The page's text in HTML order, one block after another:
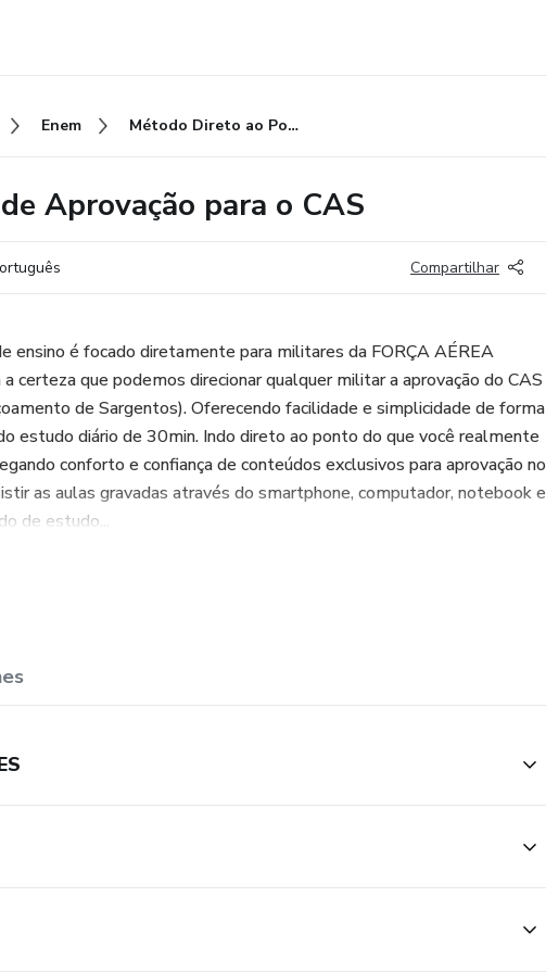
Enem Método Direto ao Ponto de Aprovação para o CAS
Aprovação para o CAS
Compartilhar
ensino é focado diretamente para militares da FORÇA AÉREA
certeza que podemos direcionar qualquer militar a aprovação do CAS
de Sargentos). Oferecendo facilidade e simplicidade de forma
estudo diário de 30min. Indo direto ao ponto do que você realmente
conforto e confiança de conteúdos exclusivos para aprovação no
as aulas gravadas através do smartphone, computador, notebook e
de estudo...